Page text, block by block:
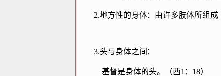
2.地方性的身体：由许多肢体所组成
3.头与身体之间：
基督是身体的头。（西1 ： 18）